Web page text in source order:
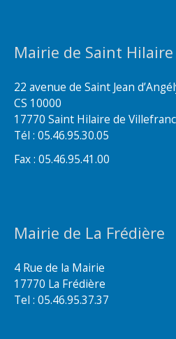
Mairie de Saint
22 avenue de Saint Jean
CS 10000
17770 Saint Hilaire de
Tél : 05.46.95.30.05
Fax : 05.46.95.41.00
Mairie de La Frédière
4 Rue de la Mairie
17770 La Frédière
Tel : 05.46.95.37.37